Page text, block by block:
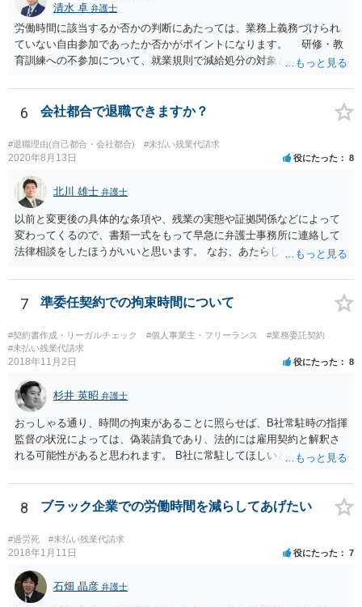
清水 卓 弁護士
労働時間に該当するか否かの判断にあたっては、業務上義務づけられ
ていない自由参加であったか否かがポイントになります。 研修・教
育訓練への不参加について、就業規則で減給処分の対象とされていた
上参加を強制されている場合には、研修・教育訓練であっても 労働時
間に該当するものと考えられています。 実務でも勉強会で習ったソ
められていること等からすると、参加しないと業務に支障が出る可能
性があり、事実上参加せざるを得なかったとも言えそうです。 開催
日時•場所、開催された勉強会の内容、出された課題、提出した課題の
回答等を証拠として押さえておくことが考えられます。 職場を管轄
している労働基準監督署に相談してみる、労働局のあっせんを利用し
てみる方法もあろうかと思います。厚労省サイトの参考情報もご紹介
しておきます。 【参考】厚労省サイト 労働時間の考え方:「研修・教
育訓練」等の取扱い https://www.mhlw.go.jp/content/000556972.pdf
6 会社都合で退職できますか？
#退職理由(自己都合・会社都合) #未払い残業代請求
2020年8月13日 役にたった 8
北川 雄士 弁護士
以前と変更後の具体的な条項や、残業の実態や証拠関係などによって
変わってくるので、書類一式をもって早急に弁護士事務所に連絡して
法律相談をしたほうがいいと思います。 なお、あたらしい雇用契約書
の回答でも述べた通り、時間が経つほどにこちらの不利益になる可能
性があるので、あたらしい書面にサインせず、すぐに弁護士に相談す
7 準委任契約での拘束時間について
#契約書作成・リーガルチェック #個人事業主・フリーランス
#業務委託契約
#未払い残業代請求
2018年11月2日 役にたった 8
杉井 英昭 弁護士
おっしゃる通り、時間の拘束があることに照らせば、B社常駐時の指揮
監督の状況によっては、偽装請負であり、法的には雇用契約と解釈さ
れる可能性があると思われます。 B社に常駐してほしいと先方が求め
ば、折衷的な提案として、「突発的な質問に対応できるように、基本
的には１０時〜１９時はできるだけB社にいるよう努力はします。た
し、B社常駐時であっても本件以外の仕事もさせてもらうことになりま
す。」というものが考えられます。 その提案すら断られるようであれ
ば、ちょっと危険な会社だというシグナルと考えるべきでしょう。
8 ブラック企業での労働時間を減らしてあげたい
#過労死 #未払い残業代請求
2018年1月11日 役にたった 7
石畑 晶彦 弁護士